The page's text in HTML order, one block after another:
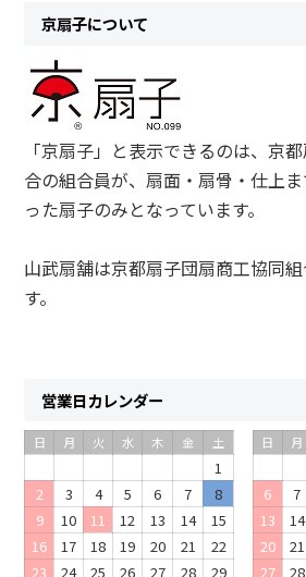
京扇子について
「京扇子」と表示できるのは、京
合の組合員が、扇面・扇骨・仕上
った扇子のみとなっています。
山武扇舗は京都扇子団扇商工協同
す。
営業日カレンダー
日 月 火 水 木 金 土
1
2
3 4 5 6 7
8
9
10 11 12 13 14
15
16
17 18 19 20 21
22
23
24 25 26 27 28 29
日 月
6
7
13
14
20
21
27
28